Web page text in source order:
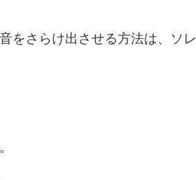
をさらけ出させる方法は、ソレ